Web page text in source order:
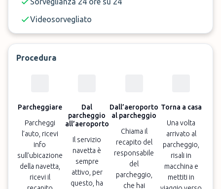
Videosorvegliato
Procedura
Parcheggiare
Parcheggi
l’auto, ricevi
info
sull’ubicazione
della navetta,
ricevi il
Dal
parcheggio
all’aeroporto
Il servizio
navetta è
sempre
attivo, per
questo, ha
Dall’aeroporto
al parcheggio
Chiama il
recapito del
responsabile
del
parcheggio,
che hai
Torna a casa
Una volta
arrivato al
parcheggio,
risali in
macchina e
mettiti in